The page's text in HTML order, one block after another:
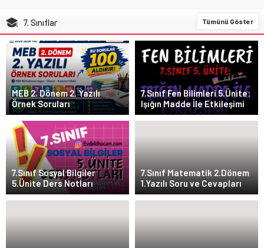
7. Sınıflar Tümünü Göster
MEB 2. Dönem 2. Yazılı
Örnek Soruları
7.Sınıf Fen Bilimleri 5.Ünite:
Işığın Madde İle Etkileşimi
7.Sınıf Sosyal Bilgiler
5.Ünite Ders Notları
7.Sınıf Matematik 2.Dönem
1.Yazılı Soru ve Cevapları